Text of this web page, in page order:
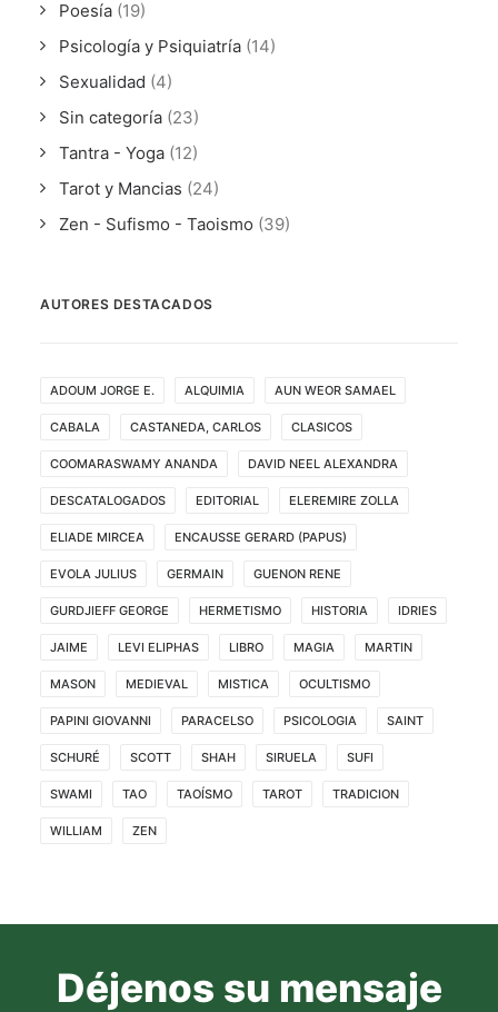
Poesía (19)
Psicología y Psiquiatría (14)
Sexualidad (4)
Sin categoría (23)
Tantra - Yoga (12)
Tarot y Mancias (24)
Zen - Sufismo - Taoismo (39)
AUTORES DESTACADOS
ADOUM JORGE E. ALQUIMIA AUN WEOR SAMAEL
CABALA CASTANEDA, CARLOS CLASICOS
COOMARASWAMY ANANDA DAVID NEEL ALEXANDRA
DESCATALOGADOS EDITORIAL ELEREMIRE ZOLLA
ELIADE MIRCEA ENCAUSSE GERARD (PAPUS)
EVOLA JULIUS GERMAIN GUENON RENE
GURDJIEFF GEORGE HERMETISMO HISTORIA IDRIES
JAIME LEVI ELIPHAS LIBRO MAGIA MARTIN
MASON MEDIEVAL MISTICA OCULTISMO
PAPINI GIOVANNI PARACELSO PSICOLOGIA SAINT
SCHURÉ SCOTT SHAH SIRUELA SUFI
SWAMI TAO TAOÍSMO TAROT TRADICION
WILLIAM ZEN
Déjenos su mensaje